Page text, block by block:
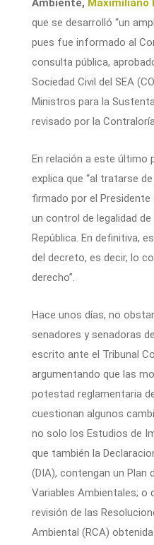
Ambiente, Maximiliano
que se desarrolló “un
pues fue informado al
consulta pública,
Sociedad Civil del SEA
Ministros para la
revisado por la
En relación a este último
explica que “al tratarse
firmado por el Presidente
un control de legalidad
República. En definitiva,
del decreto, es decir, lo
derecho”.
Hace unos días, no
senadores y senadoras
escrito ante el Tribunal
argumentando que las
potestad reglamentaria
cuestionan algunos
no solo los Estudios de
que también la
(DIA), contengan un Plan
Variables Ambientales; o
revisión de las
Ambiental (RCA)